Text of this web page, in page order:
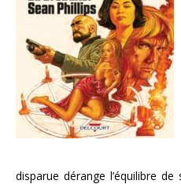
disparue dérange l’équilibre